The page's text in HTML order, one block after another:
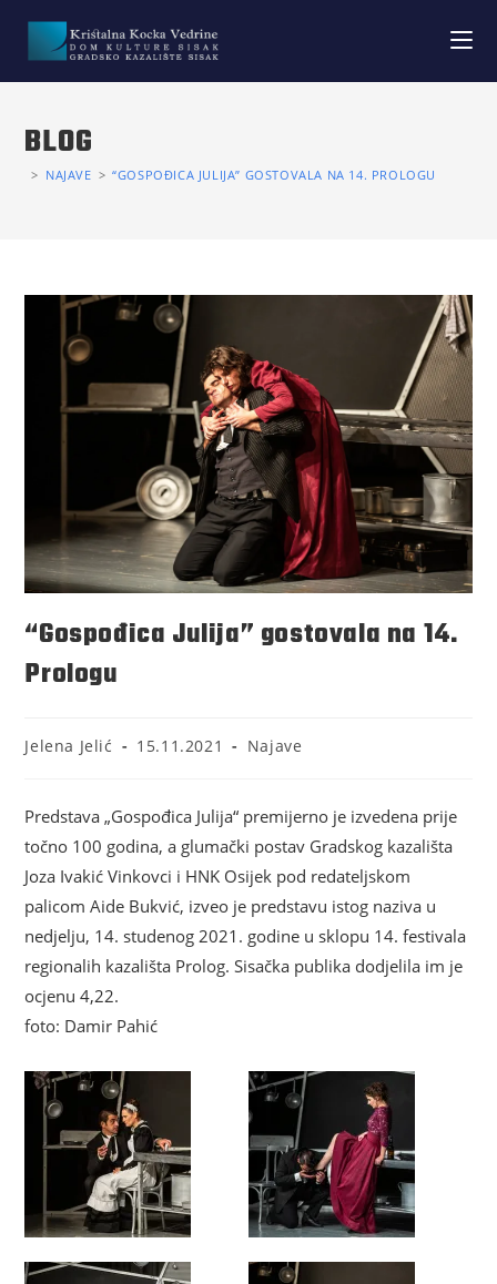
BLOG
> NAJAVE > “GOSPOĐICA JULIJA” GOSTOVALA NA 14. PROLOGU
“Gospođica Julija” gostovala na 14.
Prologu
Jelena Jelić 15.11.2021 Najave
Predstava „Gospođica Julija“ premijerno je izvedena prije
točno 100 godina, a glumački postav Gradskog kazališta
Joza Ivakić Vinkovci i HNK Osijek pod redateljskom
palicom Aide Bukvić, izveo je predstavu istog naziva u
nedjelju, 14. studenog 2021. godine u sklopu 14. festivala
regionalih kazališta Prolog. Sisačka publika dodjelila im je
ocjenu 4,22.
foto: Damir Pahić